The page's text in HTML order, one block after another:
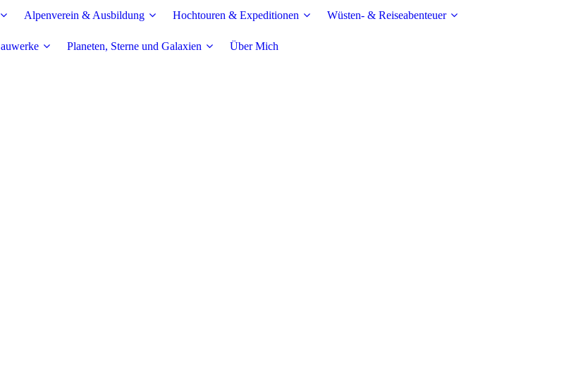
Alpenverein & Ausbildung Hochtouren & Expeditionen Wüsten- & Reiseabenteuer
Planeten, Sterne und Galaxien Über Mich